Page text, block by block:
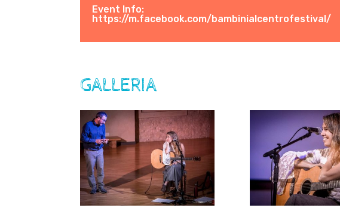
Event Info:
https://m.facebook.com/bambinialcentrofestival/
GALLERIA